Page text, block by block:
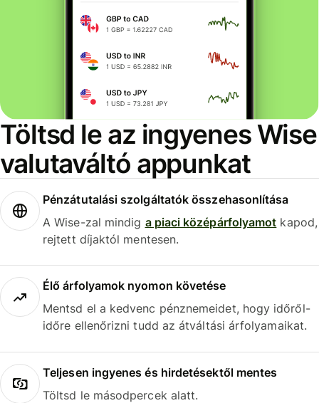
Töltsd le az ingyenes Wise
valutaváltó appunkat
Pénzátutalási szolgáltatók összehasonlítása
A Wise-zal mindig a piaci középárfolyamot kapod,
rejtett díjaktól mentesen.
Élő árfolyamok nyomon követése
Mentsd el a kedvenc pénznemeidet, hogy időről-
időre ellenőrizni tudd az átváltási árfolyamaikat.
Teljesen ingyenes és hirdetésektől mentes
Töltsd le másodpercek alatt.